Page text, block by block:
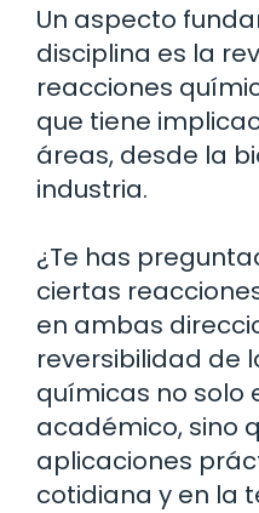
Un aspecto
disciplina es la
reacciones
que tiene
áreas, desde la
industria.
¿Te has
ciertas
en ambas
reversibilidad de
químicas no solo
académico, sino
aplicaciones
cotidiana y en la